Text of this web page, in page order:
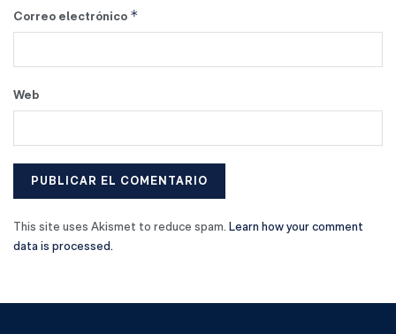
Correo electrónico *
Web
This site uses Akismet to reduce spam. Learn how your comment
data is processed.